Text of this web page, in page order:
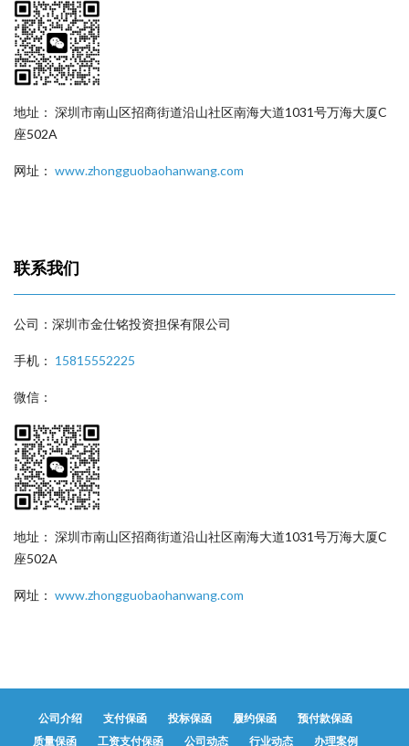
地址： 深圳市南山区招商街道沿山社区南海大道1031号万海大厦C
座502A
网址： www.zhongguobaohanwang.com
联系我们
公司：深圳市金仕铭投资担保有限公司
手机： 15815552225
微信：
地址： 深圳市南山区招商街道沿山社区南海大道1031号万海大厦C
座502A
网址： www.zhongguobaohanwang.com
公司介绍 支付保函 投标保函 履约保函
预付款保函
质量保函
工资支付保函 公司动态 行业动态 办理案例